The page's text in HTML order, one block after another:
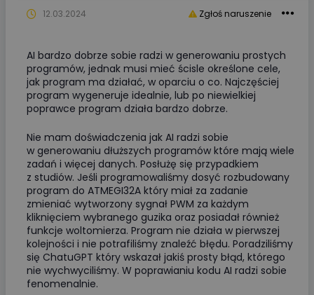
Zgłoś naruszenie
12.03.2024
AI bardzo dobrze sobie radzi w generowaniu prostych
programów, jednak musi mieć ścisle określone cele,
jak program ma działać, w oparciu o co. Najczęściej
program wygeneruje idealnie, lub po niewielkiej
poprawce program działa bardzo dobrze.
Nie mam doświadczenia jak AI radzi sobie
w generowaniu dłuższych programów które mają wiele
zadań i więcej danych. Posłużę się przypadkiem
z studiów. Jeśli programowaliśmy dosyć rozbudowany
program do ATMEGI32A który miał za zadanie
zmieniać wytworzony sygnał PWM za każdym
kliknięciem wybranego guzika oraz posiadał również
funkcje woltomierza. Program nie działa w pierwszej
kolejności i nie potrafiliśmy znaleźć błędu. Poradziliśmy
się ChatuGPT który wskazał jakiś prosty błąd, którego
nie wychwyciliśmy. W poprawianiu kodu AI radzi sobie
fenomenalnie.